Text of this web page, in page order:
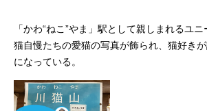
「かわ“ねこ”やま」駅として親しまれるユ
猫自慢たちの愛猫の写真が飾られ、猫好き
になっている。